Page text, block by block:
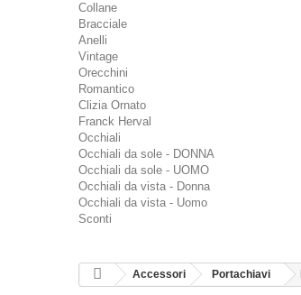
Collane
Bracciale
Anelli
Vintage
Orecchini
Romantico
Clizia Ornato
Franck Herval
Occhiali
Occhiali da sole - DONNA
Occhiali da sole - UOMO
Occhiali da vista - Donna
Occhiali da vista - Uomo
Sconti
Accessori Portachiavi